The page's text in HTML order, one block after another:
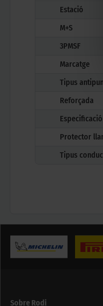
Estació
M+S
3PMSF
Marcatge
Tipus
Reforçada
Protector
Tipus
Sobre Rodi